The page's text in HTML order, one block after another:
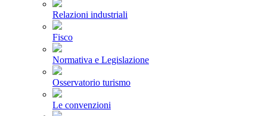
Relazioni industriali
Fisco
Normativa e Legislazione
Osservatorio turismo
Le convenzioni